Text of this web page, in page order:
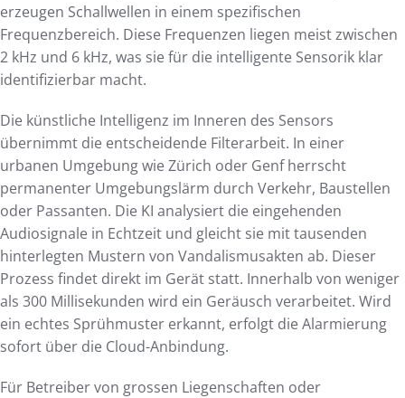
erzeugen Schallwellen in einem spezifischen
Frequenzbereich. Diese Frequenzen liegen meist zwischen
2 kHz und 6 kHz, was sie für die intelligente Sensorik klar
identifizierbar macht.
Die künstliche Intelligenz im Inneren des Sensors
übernimmt die entscheidende Filterarbeit. In einer
urbanen Umgebung wie Zürich oder Genf herrscht
permanenter Umgebungslärm durch Verkehr, Baustellen
oder Passanten. Die KI analysiert die eingehenden
Audiosignale in Echtzeit und gleicht sie mit tausenden
hinterlegten Mustern von Vandalismusakten ab. Dieser
Prozess findet direkt im Gerät statt. Innerhalb von weniger
als 300 Millisekunden wird ein Geräusch verarbeitet. Wird
ein echtes Sprühmuster erkannt, erfolgt die Alarmierung
sofort über die Cloud-Anbindung.
Für Betreiber von grossen Liegenschaften oder